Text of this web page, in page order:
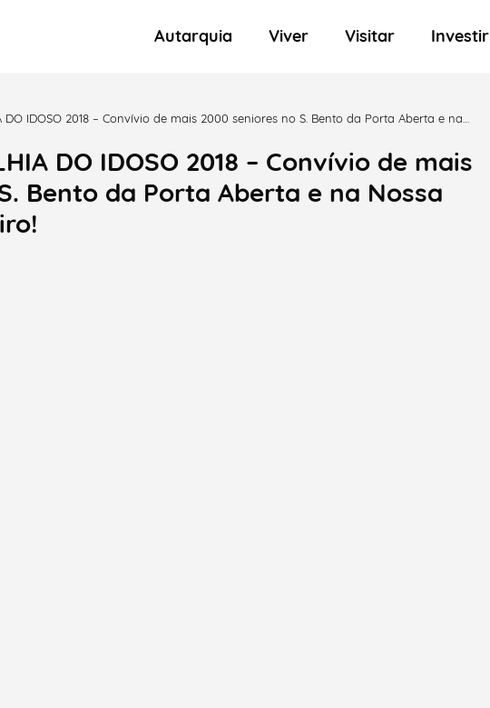
Autarquia Viver Visitar Investir
DO IDOSO 2018 – Convívio de mais 2000 seniores no S. Bento da Porta Aberta e na
DO IDOSO 2018 – Convívio de mais
Bento da Porta Aberta e na Nossa